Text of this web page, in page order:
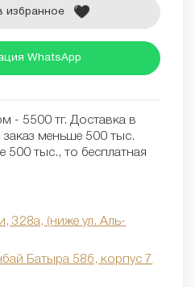
избранное
WhatsApp
- 5500 тг. Доставка в
заказ меньше 500 тыс.
500 тыс., то бесплатная
328а, (ниже ул. Аль-
Батыра 58б, корпус 7